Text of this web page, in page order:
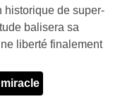
historique de super-
balisera sa
liberté finalement